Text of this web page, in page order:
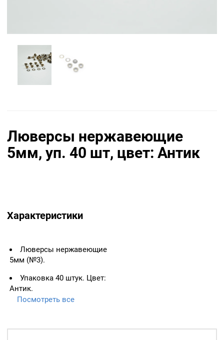
Люверсы нержавеющие
5мм, уп. 40 шт, цвет: Антик
Характеристики
Люверсы нержавеющие
5мм (№3).
Упаковка 40 штук. Цвет:
Антик.
ВАЖНО:
ПО ВНУТРЕННЕМУ
Посмотреть все